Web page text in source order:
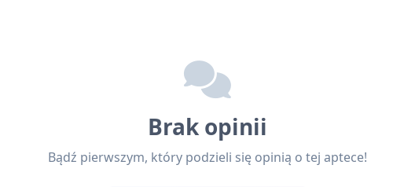
Brak opinii
Bądź pierwszym, który podzieli się opinią o tej aptece!